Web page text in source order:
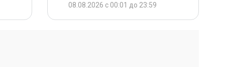
08.08.2026 с 00:01 до 23:59